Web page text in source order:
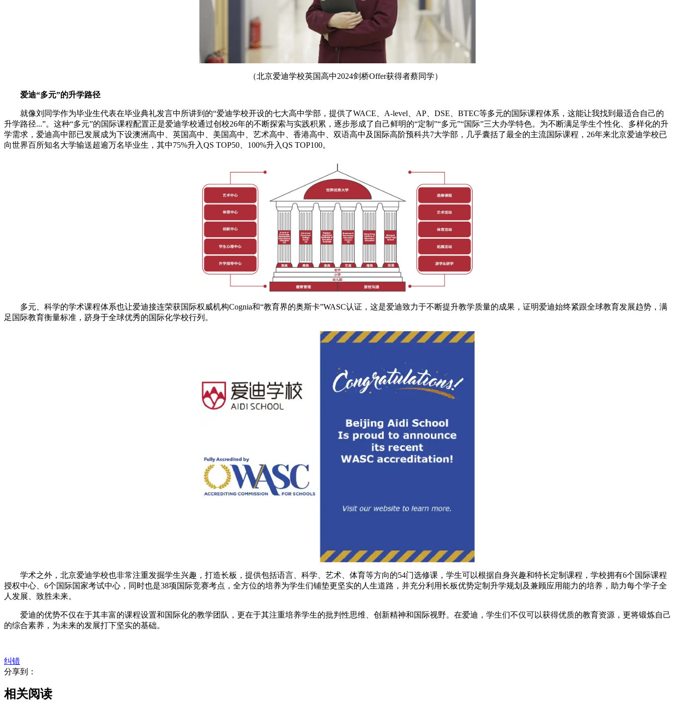
（北京爱迪学校英国高中2024剑桥Offer获得者蔡同学）
爱迪“多元”的升学路径
就像刘同学作为毕业生代表在毕业典礼发言中所讲到的“爱迪学校开设的七大高中学部，提供了WACE、A-level、AP、DSE、BTEC等多元的国际课程体系，这能让我找到最适合自己的
升学路径...”。这种“多元”的国际课程配置正是爱迪学校通过创校26年的不断探索与实践积累，逐步形成了自己鲜明的“定制”“多元”“国际”三大办学特色。为不断满足学生个性化、多样化的升
学需求，爱迪高中部已发展成为下设澳洲高中、英国高中、美国高中、艺术高中、香港高中、双语高中及国际高阶预科共7大学部，几乎囊括了最全的主流国际课程，26年来北京爱迪学校已
向世界百所知名大学输送超逾万名毕业生，其中75%升入QS TOP50、100%升入QS TOP100。
多元、科学的学术课程体系也让爱迪接连荣获国际权威机构Cognia和“教育界的奥斯卡”WASC认证，这是爱迪致力于不断提升教学质量的成果，证明爱迪始终紧跟全球教育发展趋势，满
足国际教育衡量标准，跻身于全球优秀的国际化学校行列。
学术之外，北京爱迪学校也非常注重发掘学生兴趣，打造长板，提供包括语言、科学、艺术、体育等方向的54门选修课，学生可以根据自身兴趣和特长定制课程，学校拥有6个国际课程
授权中心、6个国际国家考试中心，同时也是38项国际竞赛考点，全方位的培养为学生们铺垫更坚实的人生道路，并充分利用长板优势定制升学规划及兼顾应用能力的培养，助力每个学子全
人发展、致胜未来。
爱迪的优势不仅在于其丰富的课程设置和国际化的教学团队，更在于其注重培养学生的批判性思维、创新精神和国际视野。在爱迪，学生们不仅可以获得优质的教育资源，更将锻炼自己
的综合素养，为未来的发展打下坚实的基础。
纠错
分享到：
相关阅读